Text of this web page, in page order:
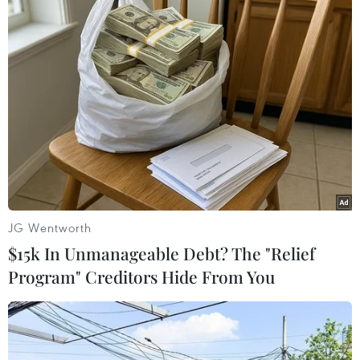
sinh thái có khả năng kết nối dữ liệu, sản phẩm
và nhu cầu thực tế của thị trường. Với bất động
sản, giá trị của công nghệ nằm ở việc giúp các
bên tiếp cận thông tin tốt hơn, ra quyết định có
cơ sở hơn và vận hành hiệu quả hơn,” ông
Chung chia sẻ.
JG Wentworth
$15k In Unmanageable Debt? The "Relief
Program" Creditors Hide From You